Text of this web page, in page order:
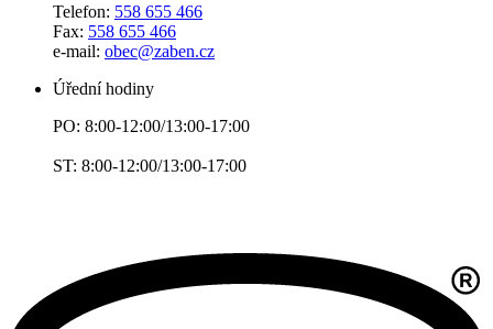
Telefon: 558 655 466
Fax: 558 655 466
e-mail: obec@zaben.cz
Úřední hodiny
PO: 8:00-12:00/13:00-17:00
ST: 8:00-12:00/13:00-17:00